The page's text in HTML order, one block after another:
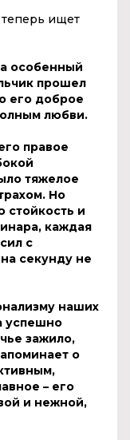
ищет
особенный
прошел
его доброе
любви.
правое
тяжелое
Но
стойкость и
каждая
с
секунду не
наших
успешно
зажило,
о
– его
и нежной,